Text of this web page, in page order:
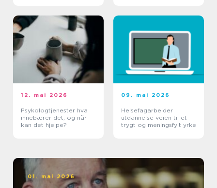
12. mai 2026
Psykologtjenester hva
innebærer det, og når
kan det hjelpe?
09. mai 2026
Helsefagarbeider
utdannelse veien til et
trygt og meningsfylt yrke
01. mai 2026